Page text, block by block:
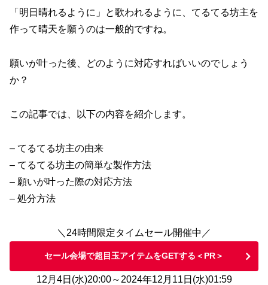
「明日晴れるように」と歌われるように、てるてる坊主を
作って晴天を願うのは一般的ですね。
願いが叶った後、どのように対応すればいいのでしょう
か？
この記事では、以下の内容を紹介します。
– てるてる坊主の由来
– てるてる坊主の簡単な製作方法
– 願いが叶った際の対応方法
– 処分方法
＼24時間限定タイムセール開催中／
セール会場で超目玉アイテムをGETする＜PR＞
12月4日(水)20:00～2024年12月11日(水)01:59